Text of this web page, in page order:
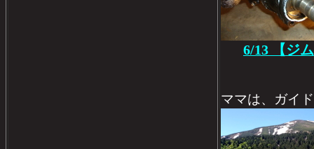
6/13 【ジ
ママは、ガイ